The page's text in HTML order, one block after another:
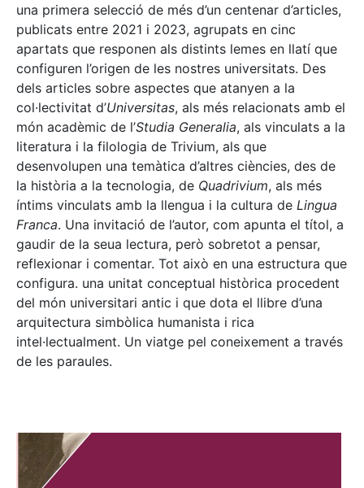
una primera selecció de més d’un centenar d’articles,
publicats entre 2021 i 2023, agrupats en cinc
apartats que responen als distints lemes en llatí que
configuren l’origen de les nostres universitats. Des
dels articles sobre aspectes que atanyen a la
col·lectivitat d’Universitas, als més relacionats amb el
món acadèmic de l’Studia Generalia, als vinculats a la
literatura i la filologia de Trivium, als que
desenvolupen una temàtica d’altres ciències, des de
la història a la tecnologia, de Quadrivium, als més
íntims vinculats amb la llengua i la cultura de Lingua
Franca. Una invitació de l’autor, com apunta el títol, a
gaudir de la seua lectura, però sobretot a pensar,
reflexionar i comentar. Tot això en una estructura que
configura. una unitat conceptual històrica procedent
del món universitari antic i que dota el llibre d’una
arquitectura simbòlica humanista i rica
intel·lectualment. Un viatge pel coneixement a través
de les paraules.